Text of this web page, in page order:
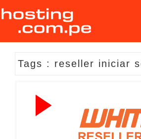
Tags : reseller iniciar